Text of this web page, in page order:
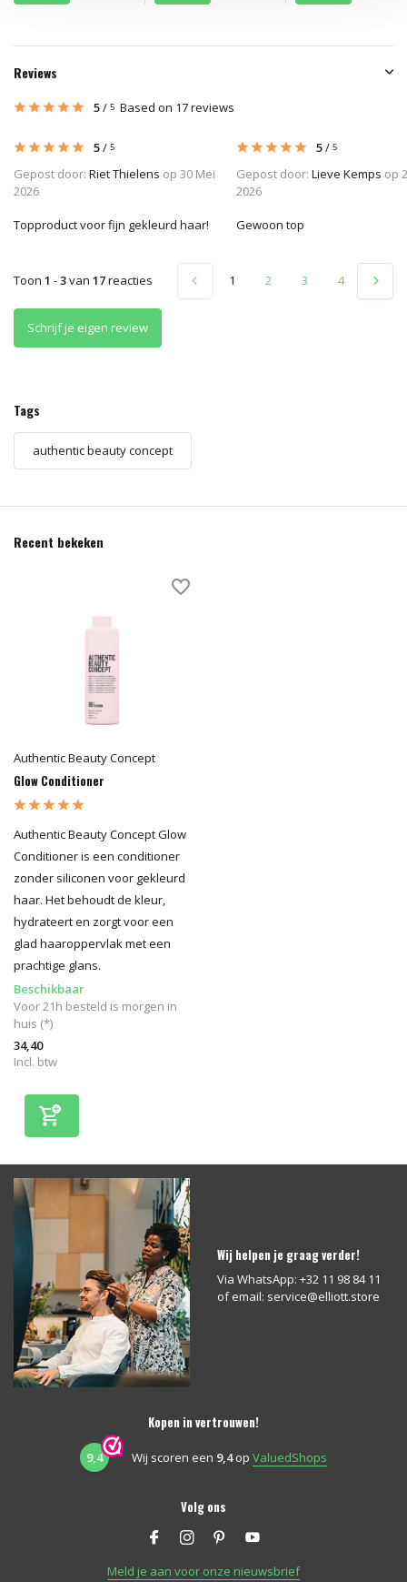
Reviews
5/ 5 Based on 17 reviews
5/ 5
Gepost door: Riet Thielens op 30 Mei
2026
Topproduct voor fijn gekleurd haar!
5/ 5
Gepost door: Lieve Kemps op
2026
Gewoon top
Toon 1 -3van 17reacties 1 2 3 4 5
Schrijf je eigen review
Tags
authentic beauty concept
Recent bekeken
Authentic Beauty Concept
Glow Conditioner
Authentic Beauty Concept Glow
Conditioner is een conditioner
zonder siliconen voor gekleurd
haar. Het behoudt de kleur,
hydrateert en zorgt voor een
glad haaroppervlak met een
prachtige glans.
Beschikbaar
Voor 21h besteld is morgen in
huis (*)
34,40
Incl. btw
Wij helpen je graag verder!
Via WhatsApp: +32 11 98 84 11
of email: service@elliott.store
Kopen in vertrouwen!
9,4 Wij scoren een 9,4op ValuedShops
Volg ons
Meld je aan voor onze nieuwsbrief